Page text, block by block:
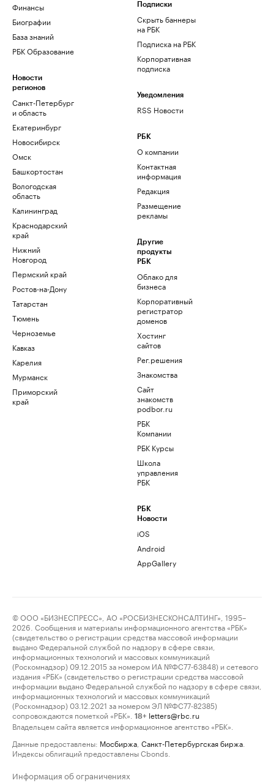
Финансы
Биографии
База знаний
РБК Образование
Новости
регионов
Санкт-Петербург
и область
Екатеринбург
Новосибирск
Омск
Башкортостан
Вологодская
область
Калининград
Краснодарский
край
Нижний
Новгород
Пермский край
Ростов-на-Дону
Татарстан
Тюмень
Черноземье
Кавказ
Карелия
Мурманск
Приморский
край
Подписки
Скрыть баннеры
на РБК
Подписка на РБК
Корпоративная
подписка
Уведомления
RSS Новости
РБК
О компании
Контактная
информация
Редакция
Размещение
рекламы
Другие
продукты
РБК
Облако для
бизнеса
Корпоративный
регистратор
доменов
Хостинг
сайтов
Рег.решения
Знакомства
Сайт
знакомств
podbor.ru
РБК
Компании
РБК Курсы
Школа
управления
РБК
РБК
Новости
iOS
Android
AppGallery
© ООО «БИЗНЕСПРЕСС», АО «РОСБИЗНЕСКОНСАЛТИНГ», 1995–
2026. Сообщения и материалы информационного агентства «РБК»
(свидетельство о регистрации средства массовой информации
выдано Федеральной службой по надзору в сфере связи,
информационных технологий и массовых коммуникаций
(Роскомнадзор) 09.12.2015 за номером ИА №ФС77-63848) и сетевого
издания «РБК» (свидетельство о регистрации средства массовой
информации выдано Федеральной службой по надзору в сфере связи,
информационных технологий и массовых коммуникаций
(Роскомнадзор) 03.12.2021 за номером ЭЛ №ФС77-82385)
сопровождаются пометкой «РБК».
18+ letters@rbc.ru
Владельцем сайта является информационное агентство «РБК».
Данные предоставлены: Мосбиржа Санкт-Петербургская биржа
Индексы облигаций предоставлены Cbonds.
Информация об ограничениях